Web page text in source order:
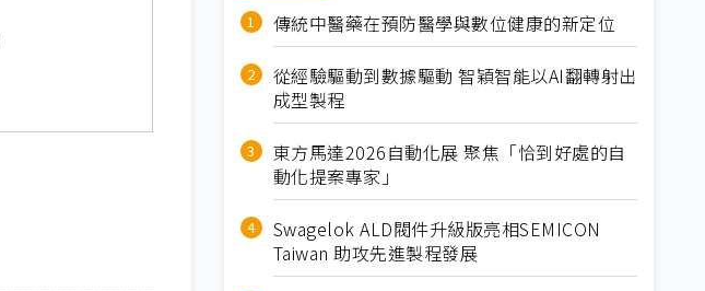
傳統中醫藥在預防醫學與數位健康的新定位
從經驗驅動到數據驅動 智穎智能以AI翻轉射出
成型製程
東方馬達2026自動化展 聚焦「恰到好處的自
動化提案專家」
Swagelok ALD閥件升級版亮相SEMICON
Taiwan 助攻先進製程發展